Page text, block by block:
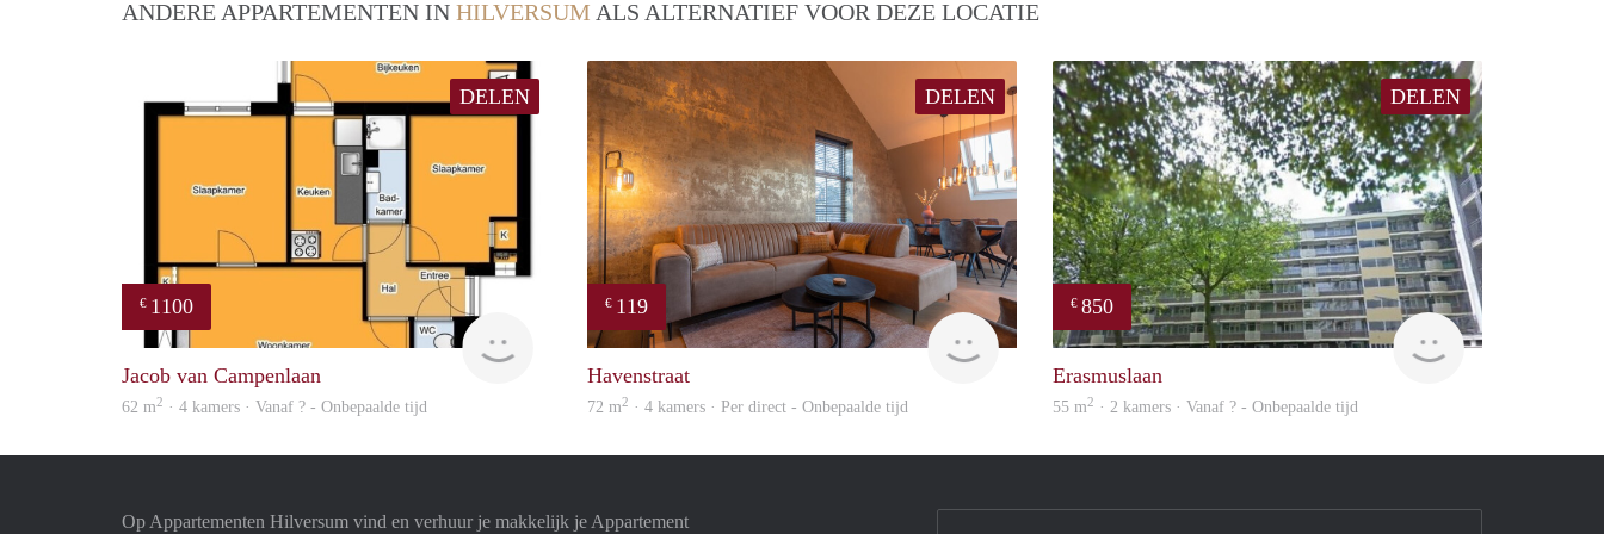
ANDERE APPARTEMENTEN IN HILVERSUM ALS ALTERNATIEF VOOR DEZE LOCATIE
DELEN
€ 1100
Jacob van Campenlaan
62 m2 · 4 kamers · Vanaf ? - Onbepaalde tijd
DELEN
€ 119
housing
Havenstraat
72 m2 · 4 kamers · Per direct - Onbepaalde tijd
DELEN
€ 850
rent
Erasmuslaan
55 m2 · 2 kamers · Vanaf ? - Onbepaalde tijd
Op Appartementen Hilversum vind en verhuur je makkelijk je Appartement